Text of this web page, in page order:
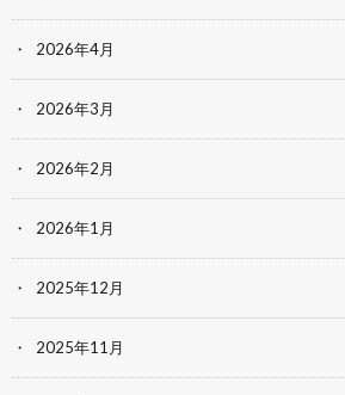
2026年4月
2026年3月
2026年2月
2026年1月
2025年12月
2025年11月